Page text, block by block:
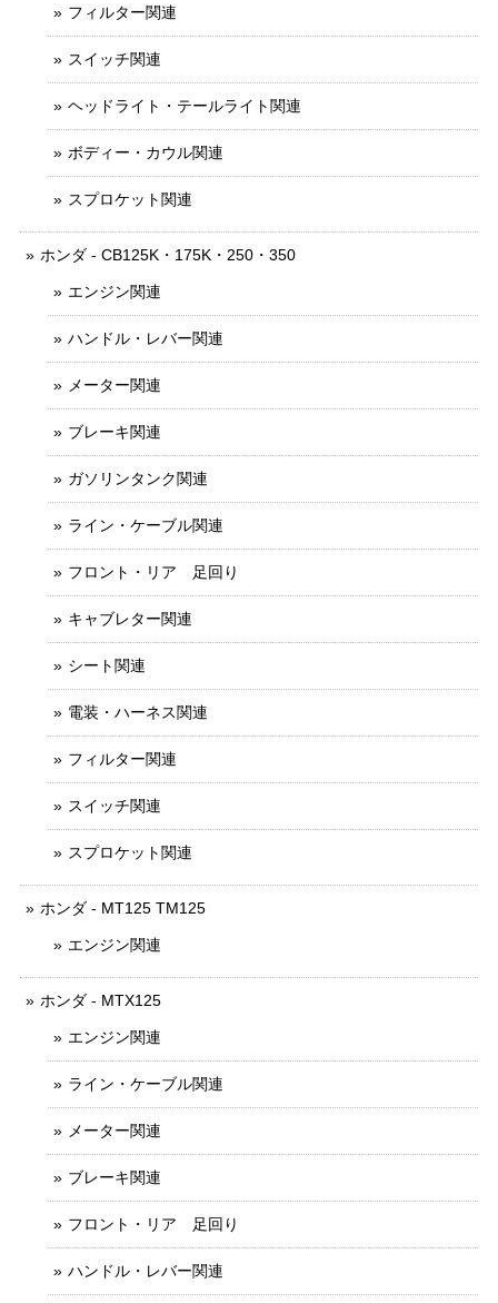
フィルター関連
スイッチ関連
ヘッドライト・テールライト関連
ボディー・カウル関連
スプロケット関連
ホンダ - CB125K・175K・250・350
エンジン関連
ハンドル・レバー関連
メーター関連
ブレーキ関連
ガソリンタンク関連
ライン・ケーブル関連
フロント・リア 足回り
キャブレター関連
シート関連
電装・ハーネス関連
フィルター関連
スイッチ関連
スプロケット関連
ホンダ - MT125 TM125
エンジン関連
ホンダ - MTX125
エンジン関連
ライン・ケーブル関連
メーター関連
ブレーキ関連
フロント・リア 足回り
ハンドル・レバー関連